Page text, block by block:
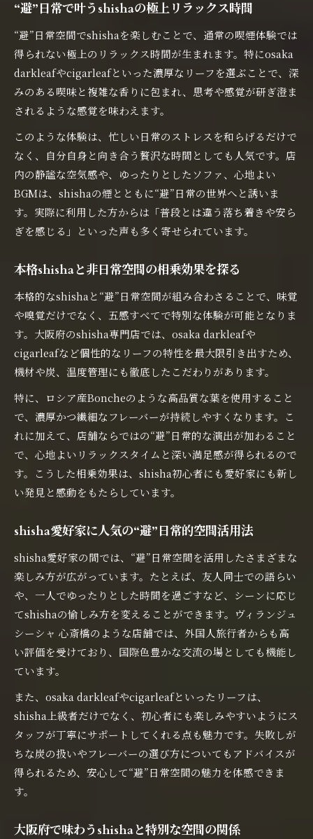
“避”日常で叶うshishaの極上リラックス時間
“避”日常空間でshishaを楽しむことで、通常の喫煙体験では
得られない極上のリラックス時間が生まれます。特にosaka
darkleafやcigarleafといった濃厚なリーフを選ぶことで、深
みのある喫味と複雑な香りに包まれ、思考や感覚が研ぎ澄ま
されるような感覚を味わえます。
このような体験は、忙しい日常のストレスを和らげるだけで
なく、自分自身と向き合う贅沢な時間としても人気です。店
内の静謐な空気感や、ゆったりとしたソファ、心地よい
BGMは、shishaの煙とともに“避”日常の世界へと誘いま
す。実際に利用した方からは「普段とは違う落ち着きや安ら
ぎを感じる」といった声も多く寄せられています。
本格shishaと非日常空間の相乗効果を探る
本格的なshishaと“避”日常空間が組み合わさることで、味覚
や嗅覚だけでなく、五感すべてで特別な体験が可能となりま
す。大阪府のshisha専門店では、osaka darkleafや
cigarleafなど個性的なリーフの特性を最大限引き出すため、
機材や炭、温度管理にも徹底したこだわりがあります。
特に、ロシア産Boncheのような高品質な葉を使用すること
で、濃厚かつ繊細なフレーバーが持続しやすくなります。こ
れに加えて、店舗ならではの“避”日常的な演出が加わること
で、心地よいリラックスタイムと深い満足感が得られるので
す。こうした相乗効果は、shisha初心者にも愛好家にも新し
い発見と感動をもたらしています。
shisha愛好家に人気の“避”日常的空間活用法
shisha愛好家の間では、“避”日常空間を活用したさまざまな
楽しみ方が広がっています。たとえば、友人同士での語らい
や、一人でゆったりとした時間を過ごすなど、シーンに応じ
てshishaの愉しみ方を変えることができます。ヴィランジュ
シーシャ 心斎橋のような店舗では、外国人旅行者からも高
い評価を受けており、国際色豊かな交流の場としても機能し
ています。
また、osaka darkleafやcigarleafといったリーフは、
shisha上級者だけでなく、初心者にも楽しみやすいようにス
タッフが丁寧にサポートしてくれる点も魅力です。失敗しが
ちな炭の扱いやフレーバーの選び方についてもアドバイスが
得られるため、安心して“避”日常空間の魅力を体感できま
す。
大阪府で味わうshishaと特別な空間の関係